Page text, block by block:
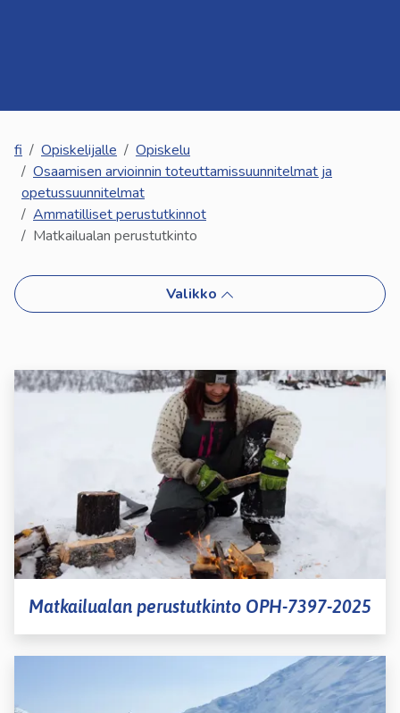
fi Opiskelijalle
Opiskelu
Osaamisen arvioinnin toteuttamissuunnitelmat ja
opetussuunnitelmat
Ammatilliset perustutkinnot
Matkailualan perustutkinto
Valikko
Matkailualan perustutkinto OPH-7397-2025